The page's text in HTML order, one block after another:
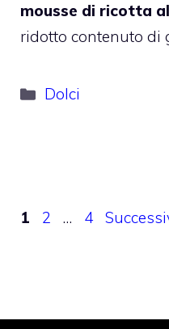
mousse di ricotta
ridotto contenuto di
Categorie
Dolci
Pagina
1 Pagina
2 … Pagina
4